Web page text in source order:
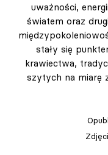
uważności,
światem oraz
stały się
krawiectwa,
szytych na miarę